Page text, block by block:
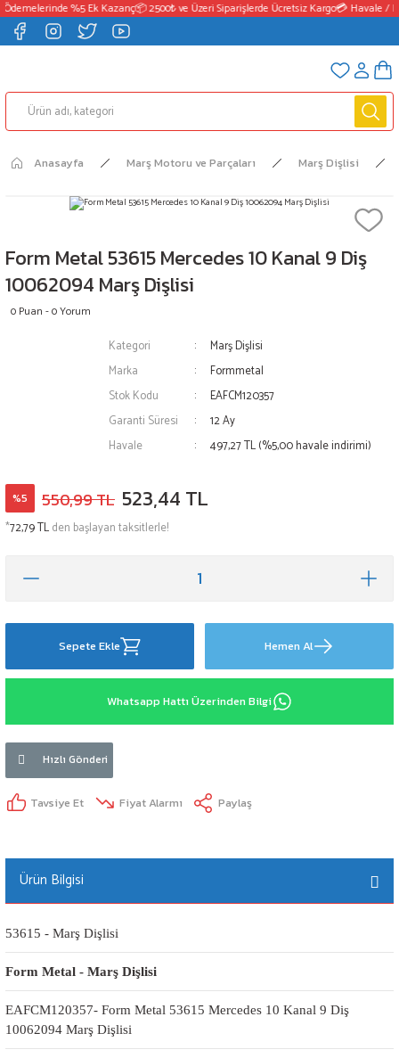
%5 Ek Kazanç📦 2500₺ ve Üzeri Siparişlerde Ücretsiz Kargo💳 Havale /
Anasayfa Marş Motoru ve Parçaları Marş Dişlisi
Form Metal 53615 Mercedes 10 Kanal 9 Diş
10062094 Marş Dişlisi
0 Puan - 0 Yorum
Kategori
Marş Dişlisi
Marka
Formmetal
Stok Kodu
EAFCM120357
Garanti Süresi
12 Ay
Havale
497,27 TL (%5,00 havale indirimi)
%5 550,99 TL 523,44 TL
*72,79 TLden başlayan taksitlerle!
Sepete Ekle Hemen Al
Whatsapp Hattı Üzerinden Bilgi
Hızlı Gönderi
Tavsiye Et Fiyat Alarmı Paylaş
Ürün Bilgisi
53615 - Marş Dişlisi
Form Metal - Marş Dişlisi
EAFCM120357- Form Metal 53615 Mercedes 10 Kanal 9 Diş
10062094 Marş Dişlisi